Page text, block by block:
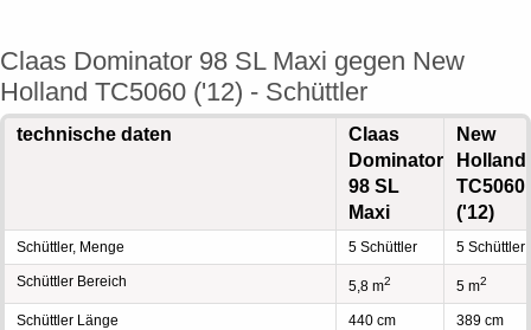
Claas Dominator 98 SL Maxi gegen New
Holland TC5060 ('12) - Schüttler
technische daten
Claas
Dominator
98 SL
Maxi
New
Holland
TC5060
('12)
Schüttler, Menge 5 Schüttler 5 Schüttler
Schüttler Bereich 5,8 m2 5 m2
Schüttler Länge 440 cm 389 cm